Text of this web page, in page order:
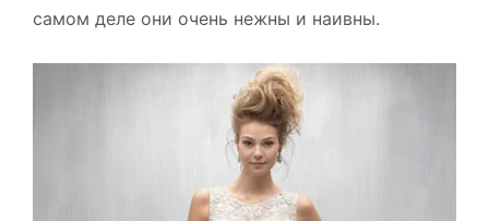
самом деле они очень нежны и наивны.